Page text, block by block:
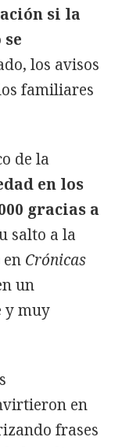
si la
los avisos
familiares
de la
en los
gracias a
salto a la
Crónicas
un
y muy
en
frases